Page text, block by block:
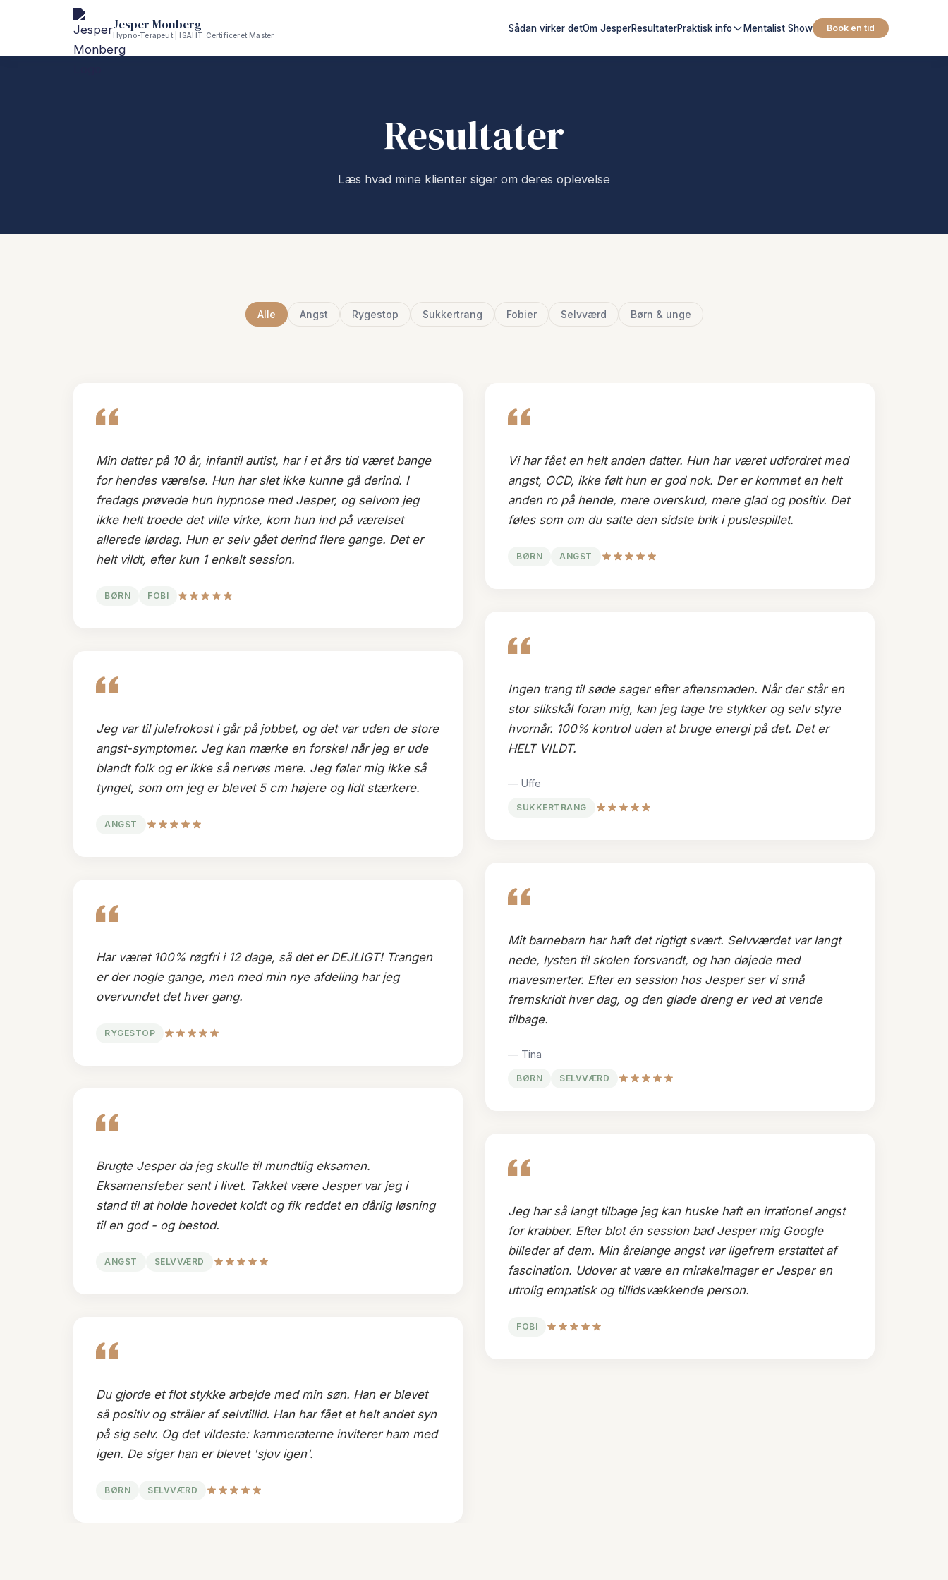
Jesper Monberg
Hypno-Terapeut | ISAHT Certificeret Master
Sådan virker detOm JesperResultaterPraktisk info Mentalist Show Book en tid
Resultater
Læs hvad mine klienter siger om deres oplevelse
Alle Angst Rygestop Sukkertrang Fobier Selvværd Børn & unge
Min datter på 10 år, infantil autist, har i et års tid været bange
for hendes værelse. Hun har slet ikke kunne gå derind. I
fredags prøvede hun hypnose med Jesper, og selvom jeg
ikke helt troede det ville virke, kom hun ind på værelset
allerede lørdag. Hun er selv gået derind flere gange. Det er
helt vildt, efter kun 1 enkelt session.
BØRN FOBI
Jeg var til julefrokost i går på jobbet, og det var uden de store
angst-symptomer. Jeg kan mærke en forskel når jeg er ude
blandt folk og er ikke så nervøs mere. Jeg føler mig ikke så
tynget, som om jeg er blevet 5 cm højere og lidt stærkere.
ANGST
Har været 100% røgfri i 12 dage, så det er DEJLIGT! Trangen
er der nogle gange, men med min nye afdeling har jeg
overvundet det hver gang.
RYGESTOP
Brugte Jesper da jeg skulle til mundtlig eksamen.
Eksamensfeber sent i livet. Takket være Jesper var jeg i
stand til at holde hovedet koldt og fik reddet en dårlig løsning
til en god - og bestod.
ANGST SELVVÆRD
Du gjorde et flot stykke arbejde med min søn. Han er blevet
så positiv og stråler af selvtillid. Han har fået et helt andet syn
på sig selv. Og det vildeste: kammeraterne inviterer ham med
igen. De siger han er blevet 'sjov igen'.
BØRN SELVVÆRD
Vi har fået en helt anden datter. Hun har været udfordret med
angst, OCD, ikke følt hun er god nok. Der er kommet en helt
anden ro på hende, mere overskud, mere glad og positiv. Det
føles som om du satte den sidste brik i puslespillet.
BØRN ANGST
Ingen trang til søde sager efter aftensmaden. Når der står en
stor slikskål foran mig, kan jeg tage tre stykker og selv styre
hvornår. 100% kontrol uden at bruge energi på det. Det er
HELT VILDT.
— Uffe
SUKKERTRANG
Mit barnebarn har haft det rigtigt svært. Selvværdet var langt
nede, lysten til skolen forsvandt, og han døjede med
mavesmerter. Efter en session hos Jesper ser vi små
fremskridt hver dag, og den glade dreng er ved at vende
tilbage.
— Tina
BØRN SELVVÆRD
Jeg har så langt tilbage jeg kan huske haft en irrationel angst
for krabber. Efter blot én session bad Jesper mig Google
billeder af dem. Min årelange angst var ligefrem erstattet af
fascination. Udover at være en mirakelmager er Jesper en
utrolig empatisk og tillidsvækkende person.
FOBI